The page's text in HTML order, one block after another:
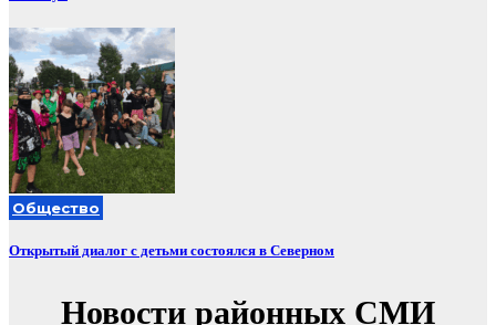
Общество
Открытый диалог с детьми состоялся в Северном